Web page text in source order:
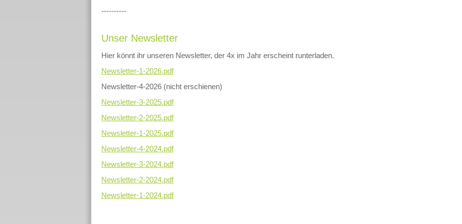
----------
Unser Newsletter
Hier könnt ihr unseren Newsletter, der 4x im Jahr erscheint runterladen.
Newsletter-1-2026.pdf
Newsletter-4-2026 (nicht erschienen)
Newsletter-3-2025.pdf
Newsletter-2-2025.pdf
Newsletter-1-2025.pdf
Newsletter-4-2024.pdf
Newsletter-3-2024.pdf
Newsletter-2-2024.pdf
Newsletter-1-2024.pdf